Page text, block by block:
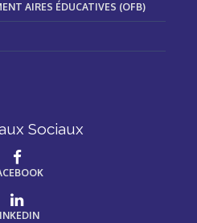
AIRES ÉDUCATIVES (OFB)
Sociaux